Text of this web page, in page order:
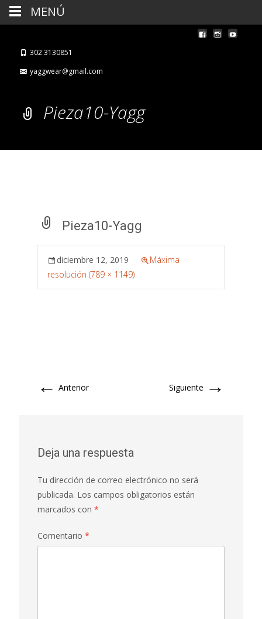
302 3130851
yaggwear@gmail.com
Pieza10-Yagg
Pieza10-Yagg
diciembre 12, 2019
Máxima
resolución (789 × 1149)
← Anterior Siguiente →
Deja una respuesta
Tu dirección de correo electrónico no será
publicada. Los campos obligatorios están
marcados con *
Comentario *
MENÚ